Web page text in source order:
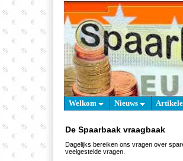
Welkom Nieuws
De Spaarbaak vraagbaak
Dagelijks bereiken ons vragen over
veelgestelde vragen.